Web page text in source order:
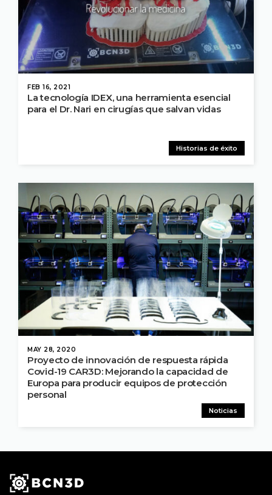
FEB 16, 2021
Historias de éxito
La tecnología IDEX, una herramienta esencial
para el Dr. Nari en cirugías que salvan vidas
MAY 28, 2020
Noticias
Proyecto de innovación de respuesta rápida
Covid-19 CAR3D: Mejorando la capacidad de
Europa para producir equipos de protección
personal